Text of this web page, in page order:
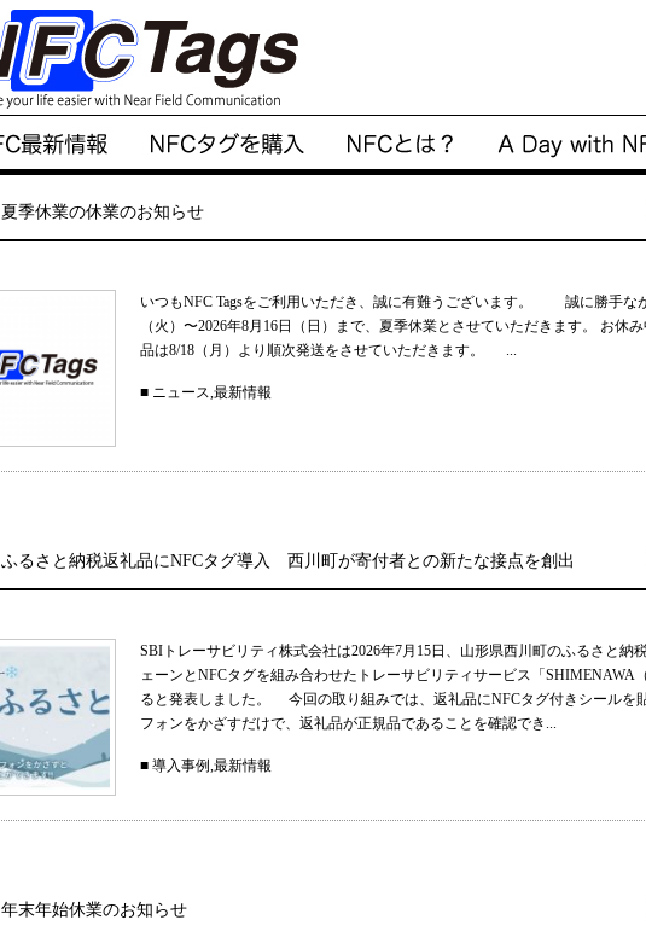
夏季休業の休業のお知らせ
いつもNFC Tagsをご利用いただき、誠に有難うございます。 誠に勝手なが
（火）〜2026年8月16日（日）まで、夏季休業とさせていただきます。 お休
品は8/18（月）より順次発送をさせていただきます。 ...
■ ニュース,最新情報
ふるさと納税返礼品にNFCタグ導入 西川町が寄付者との新たな接点を創出
SBIトレーサビリティ株式会社は2026年7月15日、山形県西川町のふるさと納
ェーンとNFCタグを組み合わせたトレーサビリティサービス「SHIMENAWA
ると発表しました。 今回の取り組みでは、返礼品にNFCタグ付きシールを
フォンをかざすだけで、返礼品が正規品であることを確認でき...
■ 導入事例,最新情報
年末年始休業のお知らせ